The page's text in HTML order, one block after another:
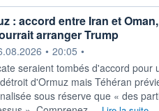
: accord entre Iran et
arranger Trump
par • 20:05 •
seraient tombés d'accord pour
d'Ormuz mais Téhéran
sous réserve que « des